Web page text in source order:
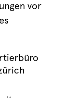
vor